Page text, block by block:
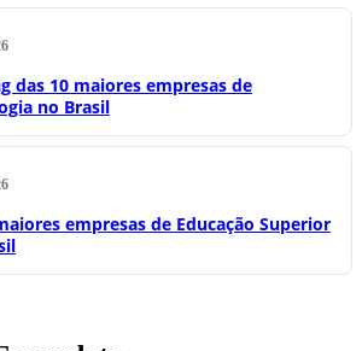
das 10 maiores empresas de
no Brasil
empresas de Educação Superior